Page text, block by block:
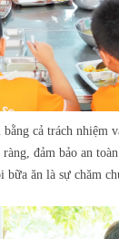
cả trách nhiệm
đảm bảo an
ăn là sự chăm